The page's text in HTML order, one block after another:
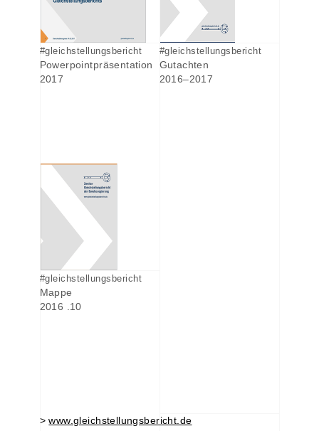
#gleichstellungsbericht
Powerpointpräsentation
2017
#gleichstellungsbericht
Gutachten
2016–2017
#gleichstellungsbericht
Mappe
2016 .10
>www.gleichstellungsbericht.de